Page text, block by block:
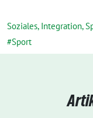
Soziales, Integration,
Sport